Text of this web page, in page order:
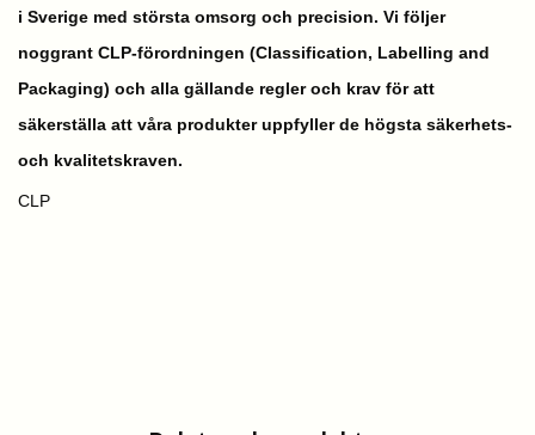
i Sverige med största omsorg och precision. Vi följer
noggrant CLP-förordningen (Classification, Labelling and
Packaging) och alla gällande regler och krav för att
säkerställa att våra produkter uppfyller de högsta säkerhets-
och kvalitetskraven.
CLP